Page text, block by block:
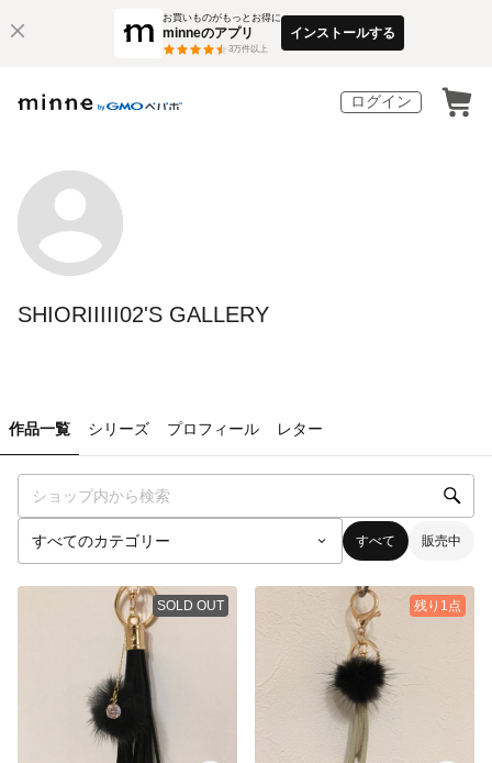
お買いものがもっとお得に
minneのアプリ
3万件以上
インストールする
ログイン
SHIORIIIII02'S GALLERY
作品一覧 シリーズ プロフィール レター
すべて 販売中
SOLD OUT 残り1点